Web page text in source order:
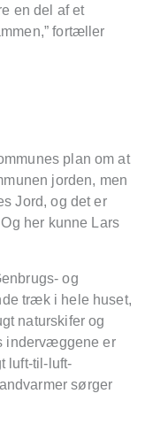
en del af et
fortæller
plan om at
jorden, men
Jord, og det er
her kunne Lars
og
træk i hele huset,
naturskifer og
indervæggene er
luft-til-luft-
sørger